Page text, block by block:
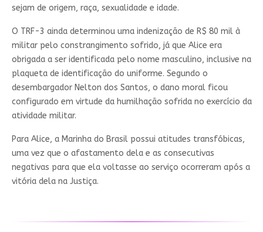
sejam de origem, raça, sexualidade e idade.
O TRF-3 ainda determinou uma indenização de R$ 80 mil à
militar pelo constrangimento sofrido, já que Alice era
obrigada a ser identificada pelo nome masculino, inclusive na
plaqueta de identificação do uniforme. Segundo o
desembargador Nelton dos Santos, o dano moral ficou
configurado em virtude da humilhação sofrida no exercício da
atividade militar.
Para Alice, a Marinha do Brasil possui atitudes transfóbicas,
uma vez que o afastamento dela e as consecutivas
negativas para que ela voltasse ao serviço ocorreram após a
vitória dela na Justiça.